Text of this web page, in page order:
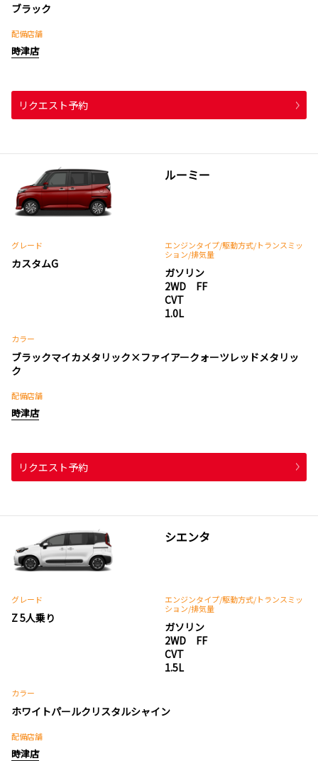
ブラック
配備店舗
時津店
リクエスト予約
ルーミー
グレード
カスタムG
エンジンタイプ/駆動方式/トランスミッ
ション/排気量
ガソリン
2WD FF
CVT
1.0L
カラー
ブラックマイカメタリック×ファイアークォーツレッドメタリッ
ク
配備店舗
時津店
リクエスト予約
シエンタ
グレード
Z 5人乗り
エンジンタイプ/駆動方式/トランスミッ
ション/排気量
ガソリン
2WD FF
CVT
1.5L
カラー
ホワイトパールクリスタルシャイン
配備店舗
時津店